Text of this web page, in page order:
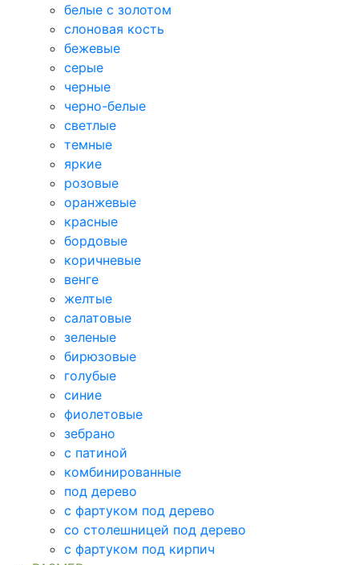
белые с золотом
слоновая кость
бежевые
серые
черные
черно-белые
светлые
темные
яркие
розовые
оранжевые
красные
бордовые
коричневые
венге
желтые
салатовые
зеленые
бирюзовые
голубые
синие
фиолетовые
зебрано
с патиной
комбинированные
под дерево
с фартуком под дерево
со столешницей под дерево
с фартуком под кирпич